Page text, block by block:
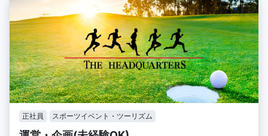
正社員 スポーツイベント・ツーリズム